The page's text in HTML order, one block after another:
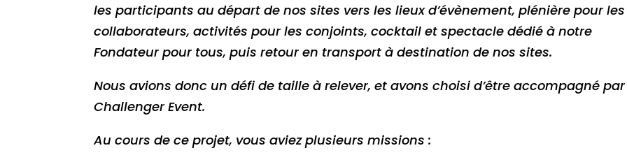
les participants au départ de nos sites vers les lieux d’évènement, plénière pour les
collaborateurs, activités pour les conjoints, cocktail et spectacle dédié à notre
Fondateur pour tous, puis retour en transport à destination de nos sites.
Nous avions donc un défi de taille à relever, et avons choisi d’être accompagné par
Challenger Event.
Au cours de ce projet, vous aviez plusieurs missions :